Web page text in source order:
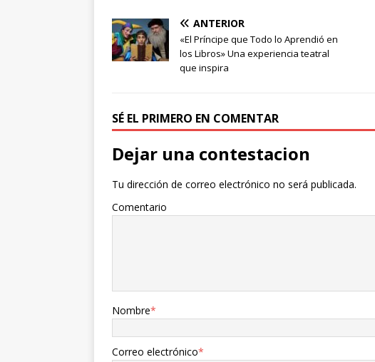
ANTERIOR
«El Príncipe que Todo lo Aprendió en
los Libros» Una experiencia teatral
que inspira
SÉ EL PRIMERO EN COMENTAR
Dejar una contestacion
Tu dirección de correo electrónico no será publicada.
Comentario
Nombre*
Correo electrónico*